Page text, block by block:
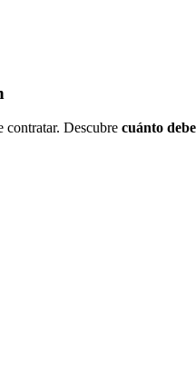
contratar. Descubre cuánto